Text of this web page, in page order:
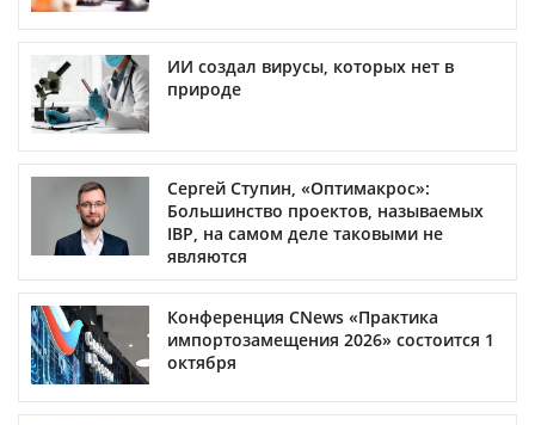
ИИ создал вирусы, которых нет в
природе
Сергей Ступин, «Оптимакрос»:
Большинство проектов, называемых
IBP, на самом деле таковыми не
являются
Конференция CNews «Практика
импортозамещения 2026» состоится 1
октября